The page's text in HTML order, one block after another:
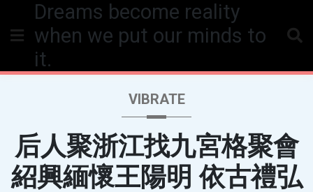
content
Dreams become reality
when we put our minds to
it.
VIBRATE
后人聚浙江找九宮格聚會
紹興緬懷王陽明 依古禮弘